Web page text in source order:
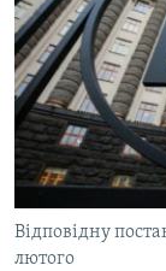
ВСЕ ЗА ДЕНЬ
СПЕЦПРОЕКТИ
ДЕПОРТАЦІЯ
ВІДЕОУРОКИ
СВІДЧЕННЯ
УКРАЇНСЬКА
ЯК ОБІЙТИ
Русский
Qırımtatar
Відповідну
лютого